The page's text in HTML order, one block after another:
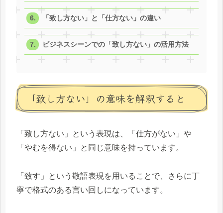
「致し方ない」と「仕方ない」の違い
ビジネスシーンでの「致し方ない」の活用方法
「致し方ない」の意味を解釈すると
「致し方ない」という表現は、「仕方がない」や
「やむを得ない」と同じ意味を持っています。
「致す」という敬語表現を用いることで、さらに丁
寧で格式のある言い回しになっています。